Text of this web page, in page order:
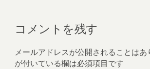
コメントを残す
メールアドレスが公開されることはあ
が付いている欄は必須項目です